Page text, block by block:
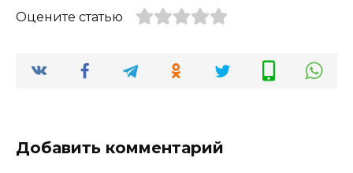
Оцените статью
Добавить комментарий